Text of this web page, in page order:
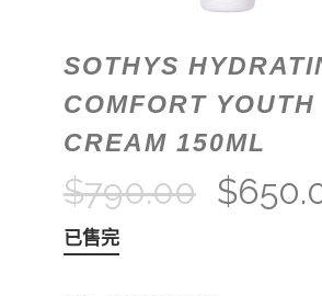
SOTHYS
COMFORT YOUTH
CREAM 150ML
$790.00 $
已售完